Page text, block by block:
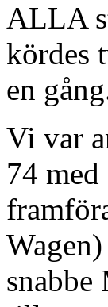
ALLA
kördes
en
Vi var
74